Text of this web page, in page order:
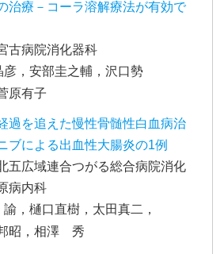
治療－コーラ溶解療法が有効で
古病院消化器科
彦，安部圭之輔，沢口勢
原有子
過を追えた慢性骨髄性白血病治
ブによる出血性大腸炎の1例
五広域連合つがる総合病院消化
病内科
，樋口直樹，太田真二，
昭，相澤 秀